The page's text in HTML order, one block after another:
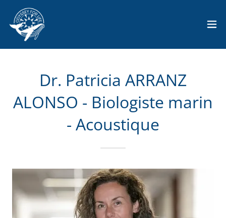
Dr. Patricia ARRANZ
ALONSO - Biologiste marin
- Acoustique